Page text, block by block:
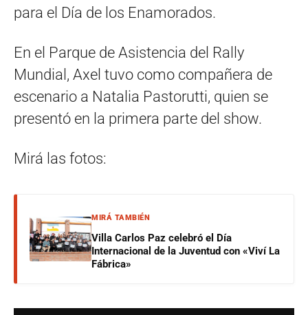
para el Día de los Enamorados.
En el Parque de Asistencia del Rally
Mundial, Axel tuvo como compañera de
escenario a Natalia Pastorutti, quien se
presentó en la primera parte del show.
Mirá las fotos:
MIRÁ TAMBIÉN
Villa Carlos Paz celebró el Día
Internacional de la Juventud con «Viví La
Fábrica»